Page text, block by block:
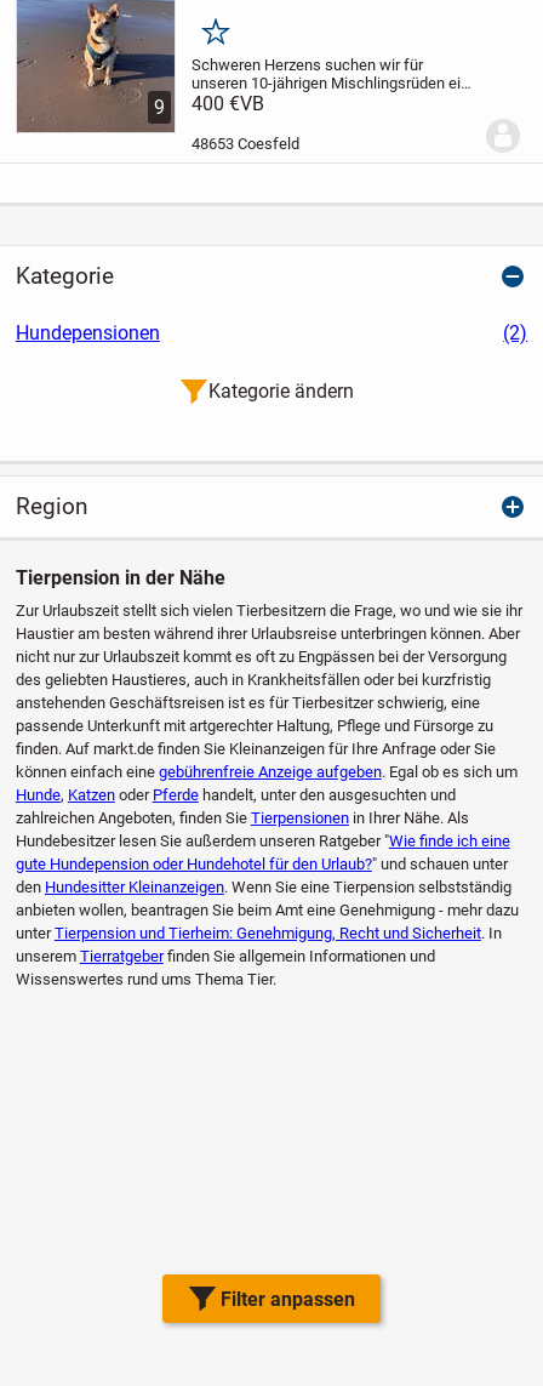
Filter anpassen
9
Merken
Schweren Herzens suchen wir für
unseren 10-jährigen Mischlingsrüden ein
passendes Zuhause. Er ist ca. 30 cm groß
leinenführig und kann nach
400 €VB
48653 Coesfeld
Kategorie
Hundepensionen (2)
Kategorie ändern
Region
Tierpension in der Nähe
Zur Urlaubszeit stellt sich vielen Tierbesitzern die Frage, wo und wie sie ihr
Haustier am besten während ihrer Urlaubsreise unterbringen können. Aber
nicht nur zur Urlaubszeit kommt es oft zu Engpässen bei der Versorgung
des geliebten Haustieres, auch in Krankheitsfällen oder bei kurzfristig
anstehenden Geschäftsreisen ist es für Tierbesitzer schwierig, eine
passende Unterkunft mit artgerechter Haltung, Pflege und Fürsorge zu
finden. Auf markt.de finden Sie Kleinanzeigen für Ihre Anfrage oder Sie
können einfach eine gebührenfreie Anzeige aufgeben. Egal ob es sich um
Hunde, Katzenoder Pferdehandelt, unter den ausgesuchten und
zahlreichen Angeboten, finden Sie Tierpensionenin Ihrer Nähe. Als
Hundebesitzer lesen Sie außerdem unseren Ratgeber "Wie finde ich eine
gute Hundepension oder Hundehotel für den Urlaub?" und schauen unter
den Hundesitter Kleinanzeigen. Wenn Sie eine Tierpension selbstständig
anbieten wollen, beantragen Sie beim Amt eine Genehmigung - mehr dazu
unterTierpension und Tierheim: Genehmigung, Recht und Sicherheit. In
unserem Tierratgeberfinden Sie allgemein Informationen und
Wissenswertes rund ums Thema Tier.